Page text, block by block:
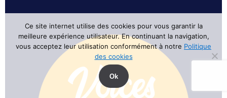
Ce site internet utilise des cookies pour vous garantir la
meilleure expérience utilisateur. En continuant la navigation,
vous acceptez leur utilisation conformément à notre Politique
des cookies
Ok